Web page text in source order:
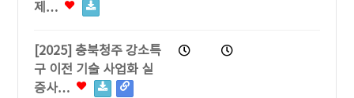
제…
[2025] 충북청주 강소특
구 이전 기술 사업화 실
증사…